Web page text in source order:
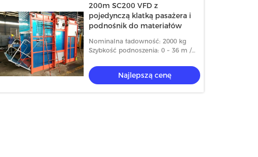
200m SC200 VFD z
pojedynczą klatką pasażera i
podnośnik do materiałów
Nominalna ładowność: 2000 kg
Szybkość podnoszenia: 0 ~ 36 m /
Najlepszą cenę